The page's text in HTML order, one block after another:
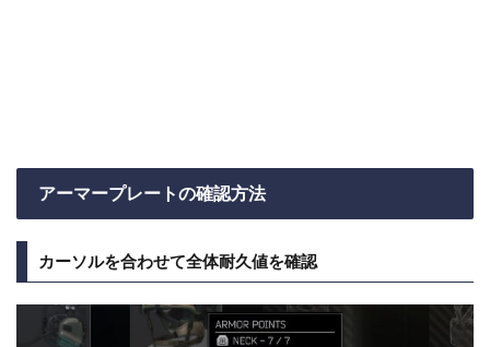
アーマープレートの確認方法
カーソルを合わせて全体耐久値を確認